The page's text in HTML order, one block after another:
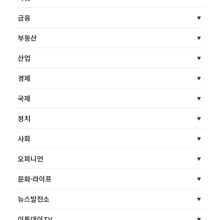
금융
부동산
산업
경제
국제
정치
사회
오피니언
문화·라이프
뉴스발전소